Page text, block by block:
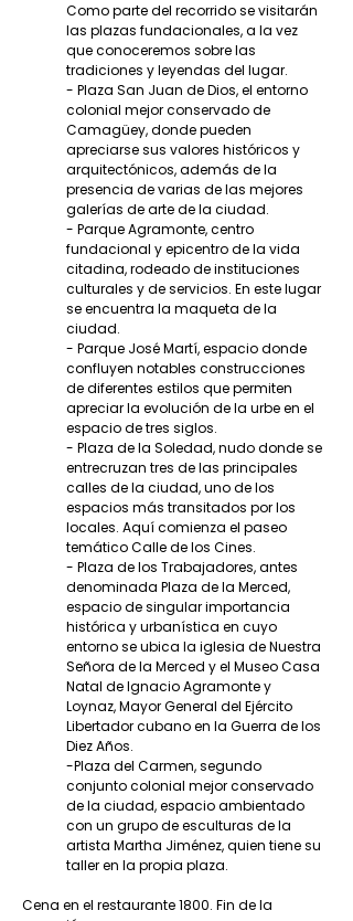
Como parte del recorrido se visitarán
las plazas fundacionales, a la vez
que conoceremos sobre las
tradiciones y leyendas del lugar.
- Plaza San Juan de Dios, el entorno
colonial mejor conservado de
Camagüey, donde pueden
apreciarse sus valores históricos y
arquitectónicos, además de la
presencia de varias de las mejores
galerías de arte de la ciudad.
- Parque Agramonte, centro
fundacional y epicentro de la vida
citadina, rodeado de instituciones
culturales y de servicios. En este lugar
se encuentra la maqueta de la
ciudad.
- Parque José Martí, espacio donde
confluyen notables construcciones
de diferentes estilos que permiten
apreciar la evolución de la urbe en el
espacio de tres siglos.
- Plaza de la Soledad, nudo donde se
entrecruzan tres de las principales
calles de la ciudad, uno de los
espacios más transitados por los
locales. Aquí comienza el paseo
temático Calle de los Cines.
- Plaza de los Trabajadores, antes
denominada Plaza de la Merced,
espacio de singular importancia
histórica y urbanística en cuyo
entorno se ubica la iglesia de Nuestra
Señora de la Merced y el Museo Casa
Natal de Ignacio Agramonte y
Loynaz, Mayor General del Ejército
Libertador cubano en la Guerra de los
Diez Años.
-Plaza del Carmen, segundo
conjunto colonial mejor conservado
de la ciudad, espacio ambientado
con un grupo de esculturas de la
artista Martha Jiménez, quien tiene su
taller en la propia plaza.
Cena en el restaurante 1800. Fin de la